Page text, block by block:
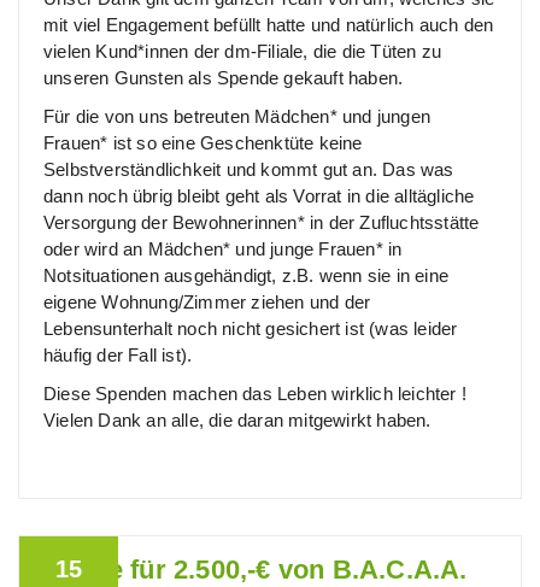
mit viel Engagement befüllt hatte und natürlich auch den
vielen Kund*innen der dm-Filiale, die die Tüten zu
unseren Gunsten als Spende gekauft haben.
Für die von uns betreuten Mädchen* und jungen
Frauen* ist so eine Geschenktüte keine
Selbstverständlichkeit und kommt gut an. Das was
dann noch übrig bleibt geht als Vorrat in die alltägliche
Versorgung der Bewohnerinnen* in der Zufluchtsstätte
oder wird an Mädchen* und junge Frauen* in
Notsituationen ausgehändigt, z.B. wenn sie in eine
eigene Wohnung/Zimmer ziehen und der
Lebensunterhalt noch nicht gesichert ist (was leider
häufig der Fall ist).
Diese Spenden machen das Leben wirklich leichter !
Vielen Dank an alle, die daran mitgewirkt haben.
15
Danke für 2.500,-€ von B.A.C.A.A.